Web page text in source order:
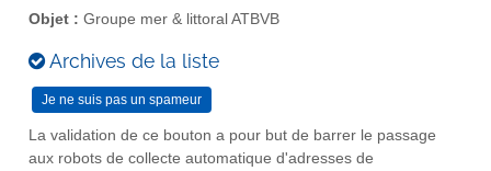
Objet : Groupe mer & littoral ATBVB
Archives de la liste
La validation de ce bouton a pour but de barrer le passage
aux robots de collecte automatique d'adresses de